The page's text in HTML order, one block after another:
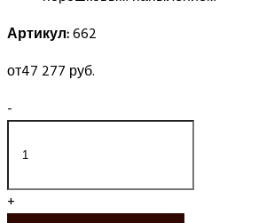
Артикул:662
от47 277 руб.
-
+